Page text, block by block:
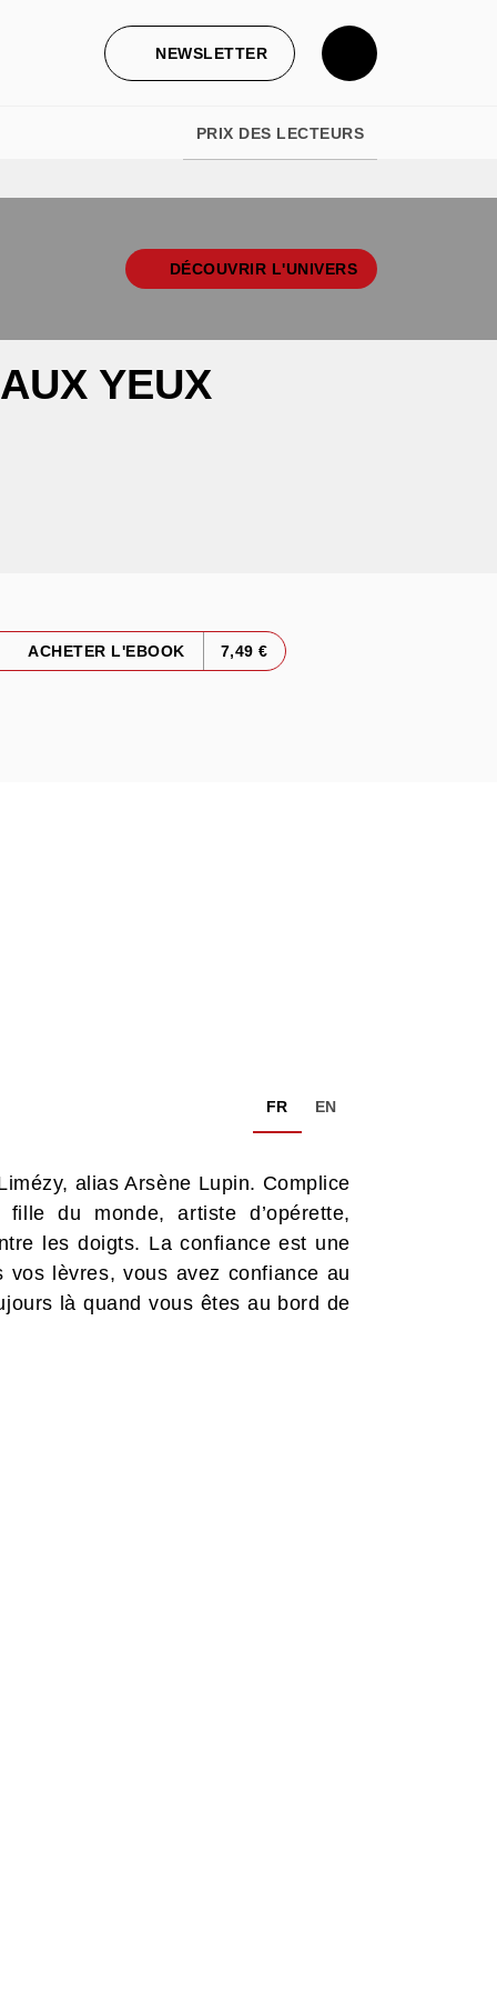
NEWSLETTER
PRIX DES LECTEURS
DÉCOUVRIR L'UNIVERS
YEUX
ACHETER L'EBOOK 7,49 €
FR EN
alias Arsène Lupin. Complice
du monde, artiste d’opérette,
les doigts. La confiance est une
vos lèvres, vous avez confiance au
là quand vous êtes au bord de